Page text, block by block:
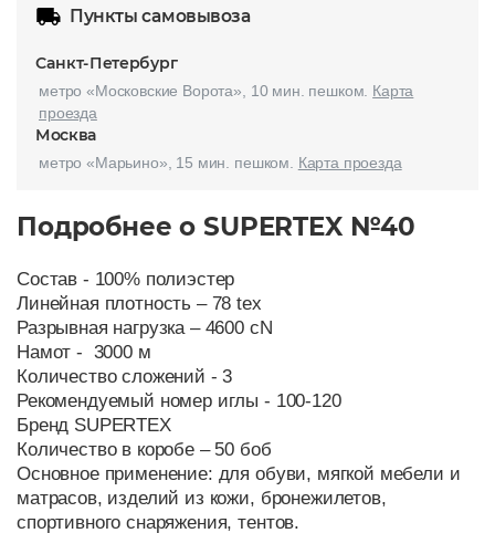
Пункты самовывоза
Санкт-Петербург
метро «Московские Ворота», 10 мин. пешком. Карта
проезда
Москва
метро «Марьино», 15 мин. пешком. Карта проезда
Подробнее о SUPERTEX №40
Состав - 100% полиэстер
Линейная плотность – 78 tex
Разрывная нагрузка – 4600 cN
Намот - 3000 м
Количество сложений - 3
Рекомендуемый номер иглы - 100-120
Бренд SUPERTEX
Количество в коробе – 50 боб
Основное применение: для обуви, мягкой мебели и
матрасов, изделий из кожи, бронежилетов,
спортивного снаряжения, тентов.